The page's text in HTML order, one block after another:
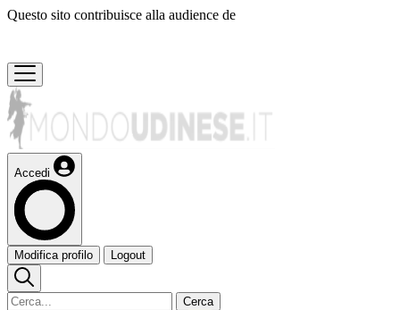
Questo sito contribuisce alla audience de
Accedi
Modifica profilo Logout
Cerca